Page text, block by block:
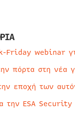
Friday webinar
πόρτα στη νέα
εποχή των
την ESA